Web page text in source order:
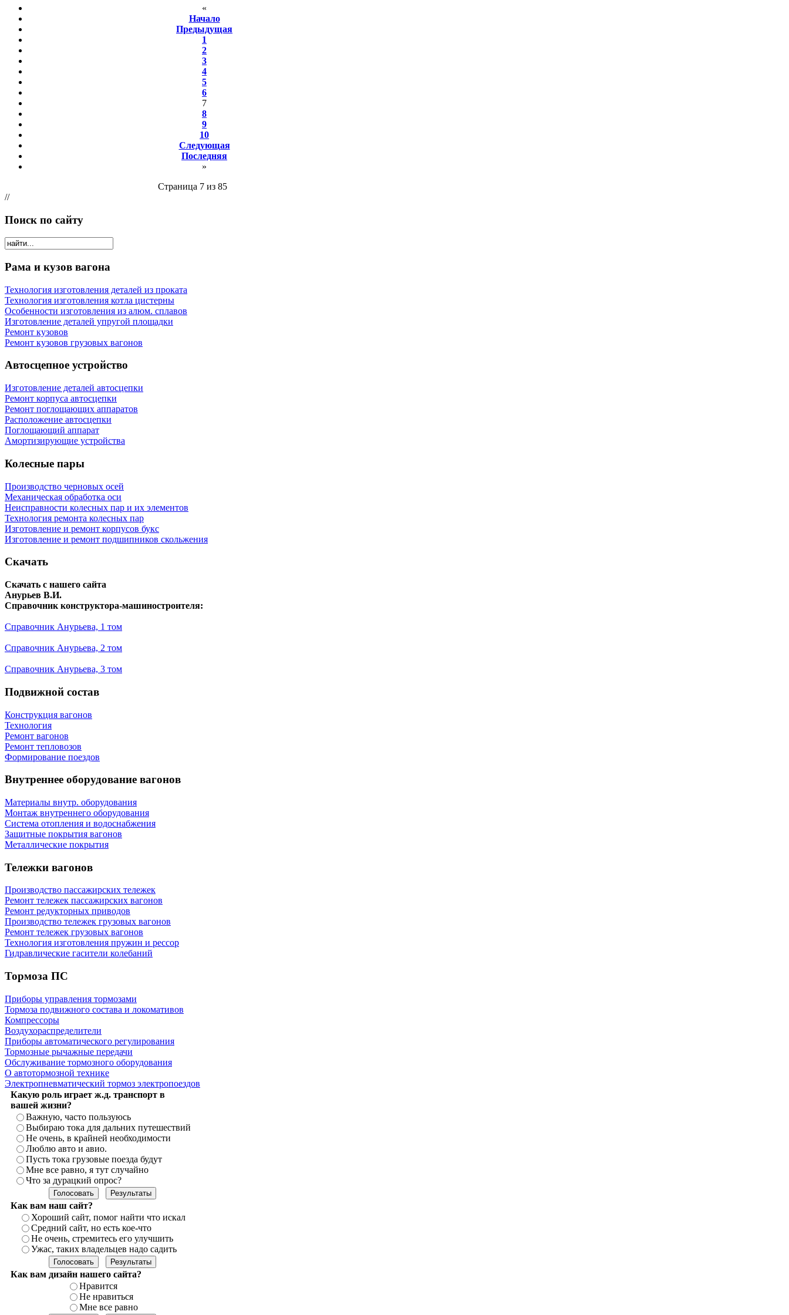
«
Начало
Предыдущая
1
2
3
4
5
6
7
8
9
10
Следующая
Последняя
»
Страница 7 из 85
//
Поиск по сайту
Рама и кузов вагона
Технология изготовления деталей из проката
Технология изготовления котла цистерны
Особенности изготовления из алюм. сплавов
Изготовление деталей упругой площадки
Ремонт кузовов
Ремонт кузовов грузовых вагонов
Автосцепное устройство
Изготовление деталей автосцепки
Ремонт корпуса автосцепки
Ремонт поглощающих аппаратов
Расположение автосцепки
Поглощающий аппарат
Амортизирующие устройства
Колесные пары
Производство черновых осей
Механическая обработка оси
Неисправности колесных пар и их элементов
Технология ремонта колесных пар
Изготовление и ремонт корпусов букс
Изготовление и ремонт подшипников скольжения
Скачать
Скачать с нашего сайта
Анурьев В.И.
Справочник конструктора-машиностроителя:
Справочник Анурьева, 1 том
Справочник Анурьева, 2 том
Справочник Анурьева, 3 том
Подвижной состав
Конструкция вагонов
Технология
Ремонт вагонов
Ремонт тепловозов
Формирование поездов
Внутреннее оборудование вагонов
Материалы внутр. оборудования
Монтаж внутреннего оборудования
Cистема отопления и водоснабжения
Защитные покрытия вагонов
Металлические покрытия
Тележки вагонов
Производство пассажирских тележек
Ремонт тележек пассажирских вагонов
Ремонт редукторных приводов
Производство тележек грузовых вагонов
Ремонт тележек грузовых вагонов
Технология изготовления пружин и рессор
Гидравлические гасители колебаний
Тормоза ПС
Приборы управления тормозами
Тормоза подвижного состава и локомативов
Компрессоры
Воздухораспределители
Приборы автоматического регулирования
Тормозные рычажные передачи
Обслуживание тормозного оборудования
О автотормозной технике
Электропневматический тормоз электропоездов
Какую роль играет ж.д. транспорт в
вашей жизни?
Важную, часто пользуюсь
Выбираю тока для дальних путешествий
Не очень, в крайней необходимости
Люблю авто и авио.
Пусть тока грузовые поезда будут
Мне все равно, я тут случайно
Что за дурацкий опрос?
Как вам наш сайт?
Хороший сайт, помог найти что искал
Средний сайт, но есть кое-что
Не очень, стремитесь его улучшить
Ужас, таких владельцев надо садить
Как вам дизайн нашего сайта?
Нравится
Не нравиться
Мне все равно